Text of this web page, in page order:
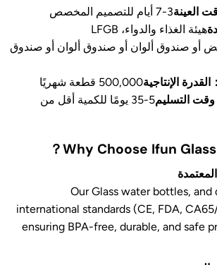
العينة3-7 أيام للتصميم المخصص
هيئة الغذاء والدواء، LFGB
أو صندوق ألوان أو صندوق ألوان أو صندوق
الإنتاجية500,000 قطعة شهريًا
التسليم
5-35 يومًا للكمية أقل من
Why Choose Ifun
？
Our Glass water bottles,
international standards (CE, FDA,
ensuring BPA-free, durable, and safe